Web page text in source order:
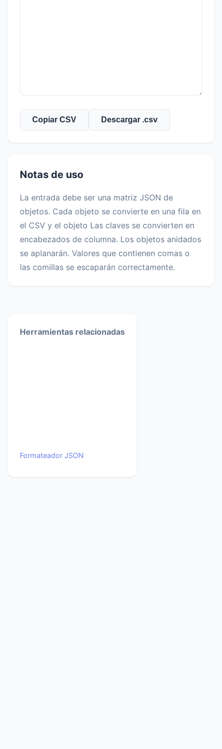
Copiar CSV Descargar .csv
Notas de uso
La entrada debe ser una matriz JSON de
objetos. Cada objeto se convierte en una fila en
el CSV y el objeto Las claves se convierten en
encabezados de columna. Los objetos anidados
se aplanarán. Valores que contienen comas o
las comillas se escaparán correctamente.
Herramientas relacionadas
Formateador JSON